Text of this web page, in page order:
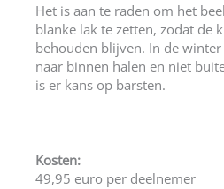
Het is aan te raden om het
blanke lak te zetten, zodat de
behouden blijven. In de
naar binnen halen en niet
is er kans op barsten.
Kosten:
49,95 euro per deelnemer